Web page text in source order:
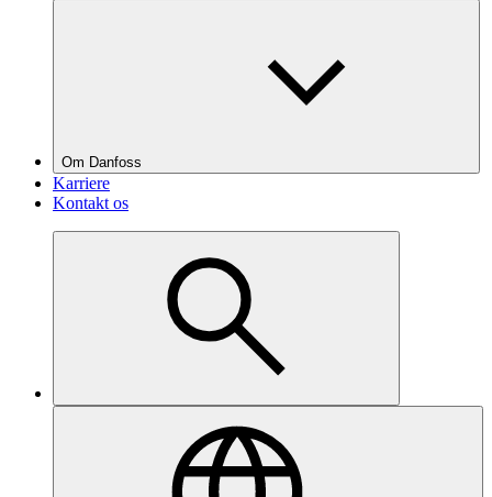
Om Danfoss
Karriere
Kontakt os